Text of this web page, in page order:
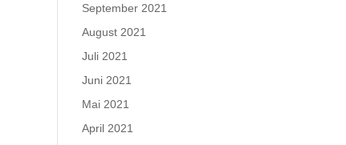
September 2021
August 2021
Juli 2021
Juni 2021
Mai 2021
April 2021